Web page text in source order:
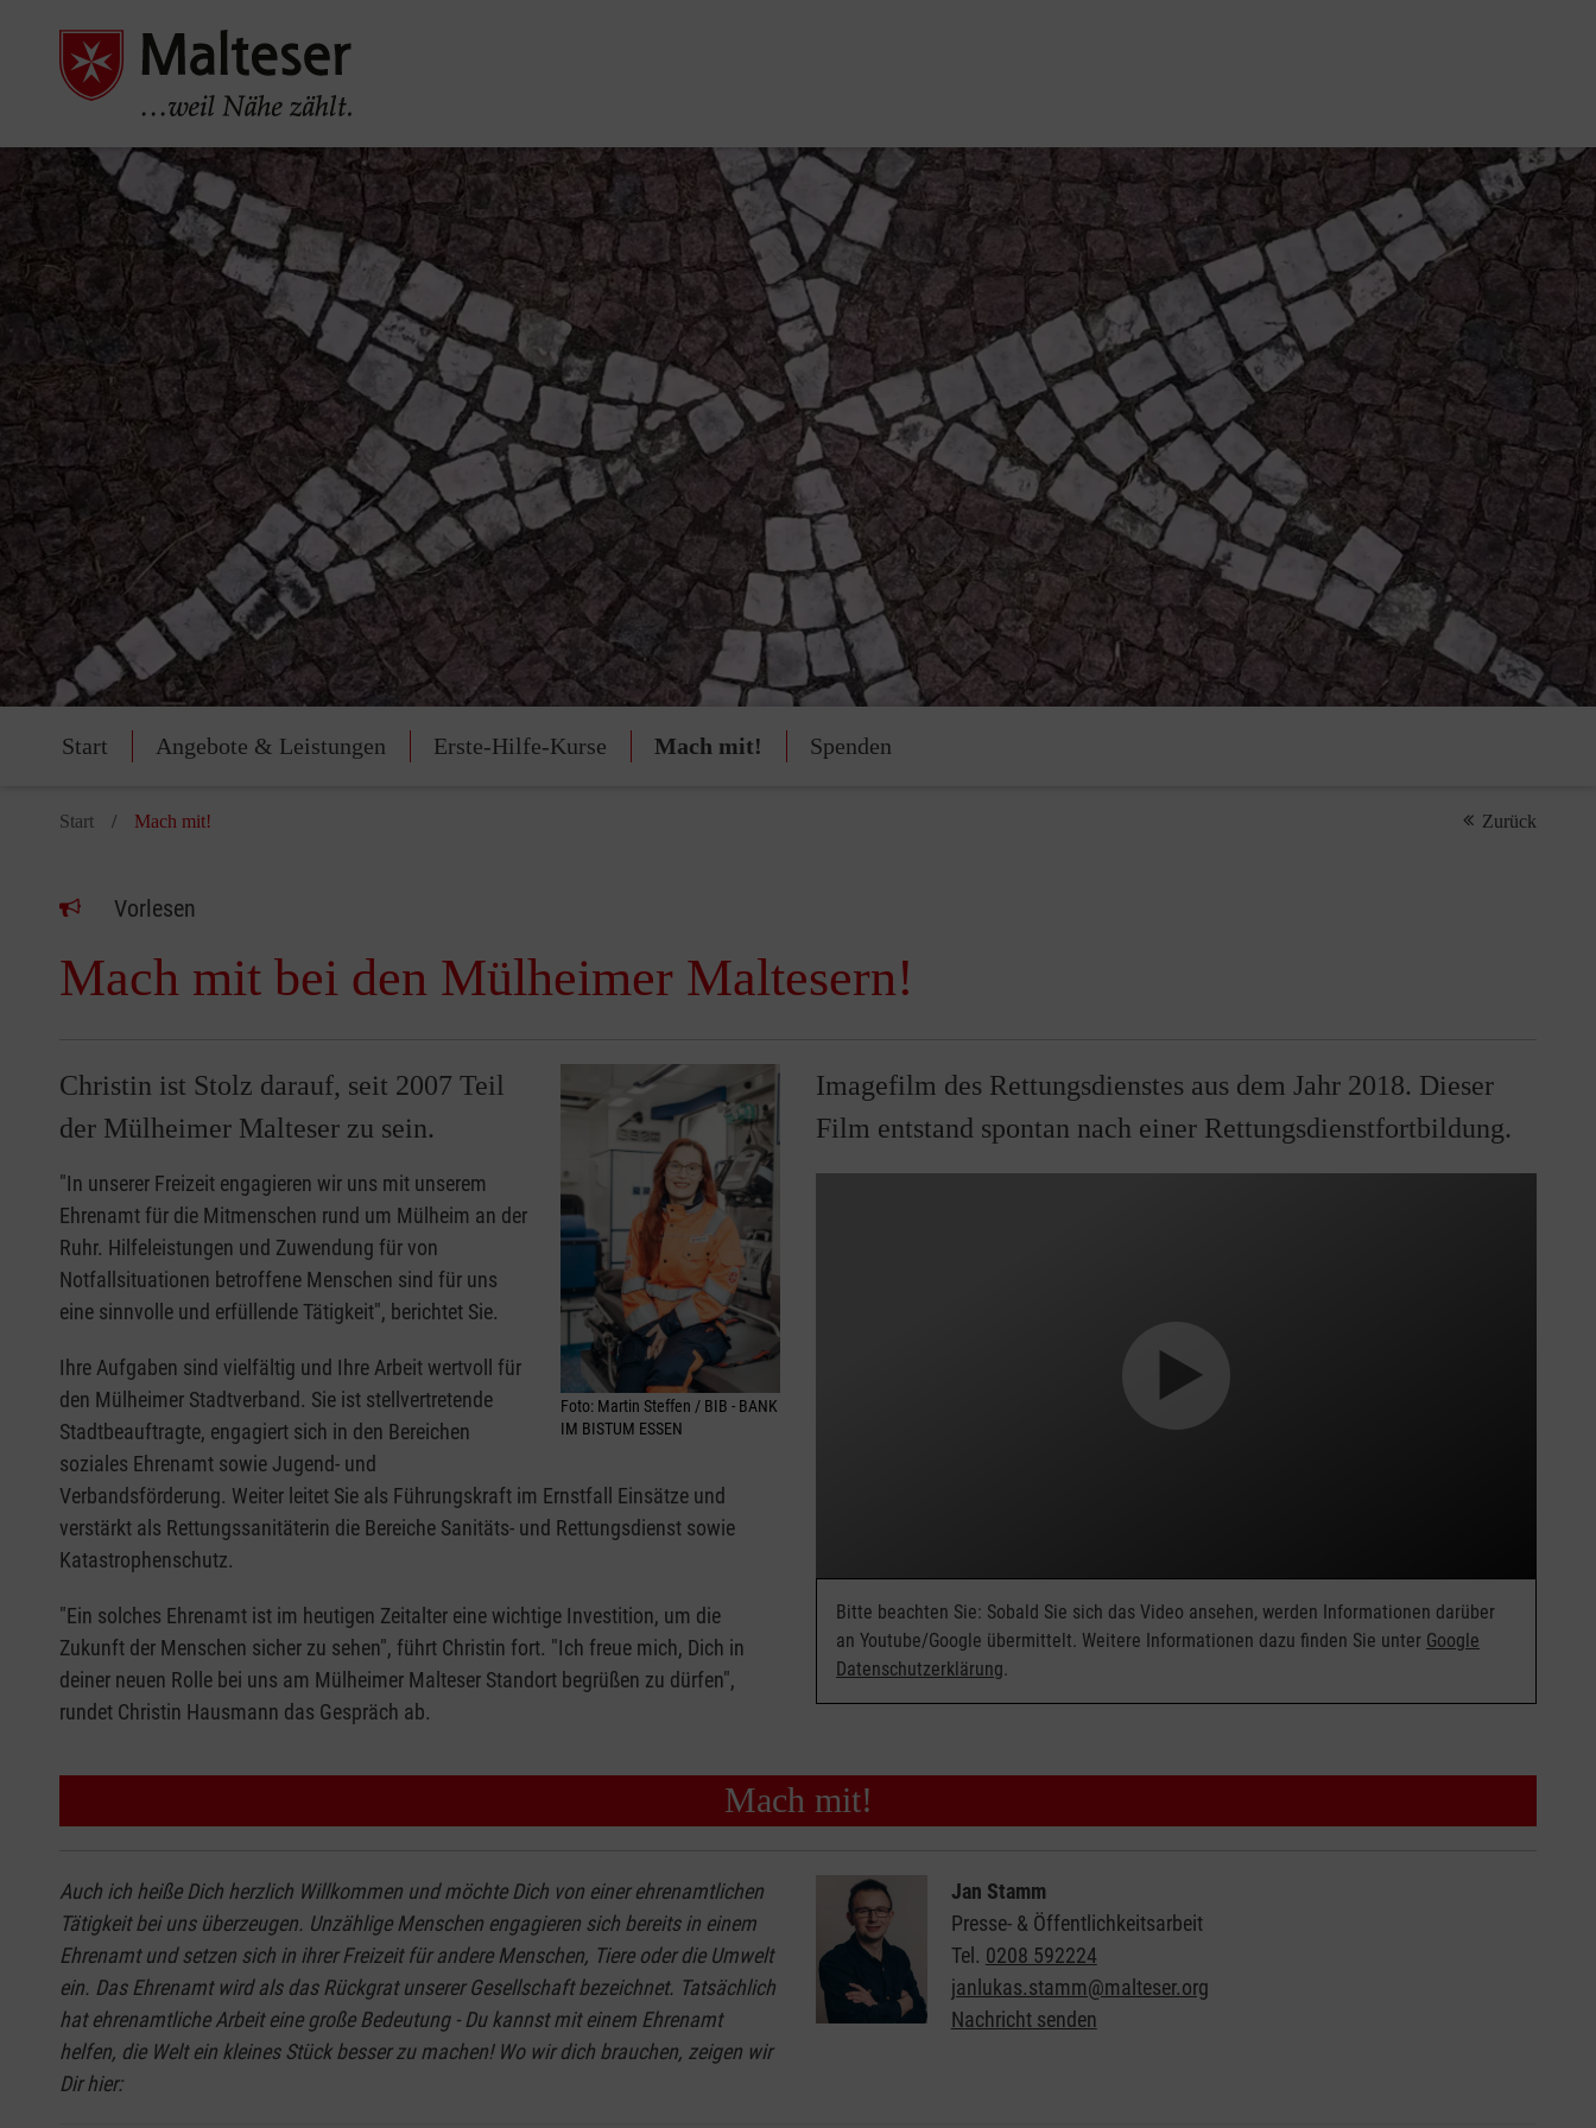
Start Angebote & Leistungen Erste-Hilfe-Kurse Mach mit! Spenden
Start Mach mit! Zurück
Vorlesen
Mach mit bei den Mülheimer Maltesern!
Foto: Martin Steffen / BIB - BANK
IM BISTUM ESSEN
Christin ist Stolz darauf, seit 2007 Teil
der Mülheimer Malteser zu sein.
"In unserer Freizeit engagieren wir uns mit unserem
Ehrenamt für die Mitmenschen rund um Mülheim an der
Ruhr. Hilfeleistungen und Zuwendung für von
Notfallsituationen betroffene Menschen sind für uns
eine sinnvolle und erfüllende Tätigkeit", berichtet Sie.
Ihre Aufgaben sind vielfältig und Ihre Arbeit wertvoll für
den Mülheimer Stadtverband. Sie ist stellvertretende
Stadtbeauftragte, engagiert sich in den Bereichen
soziales Ehrenamt sowie Jugend- und
Verbandsförderung. Weiter leitet Sie als Führungskraft im Ernstfall Einsätze und
verstärkt als Rettungssanitäterin die Bereiche Sanitäts- und Rettungsdienst sowie
Katastrophenschutz.
"Ein solches Ehrenamt ist im heutigen Zeitalter eine wichtige Investition, um die
Zukunft der Menschen sicher zu sehen", führt Christin fort. "Ich freue mich, Dich in
deiner neuen Rolle bei uns am Mülheimer Malteser Standort begrüßen zu dürfen",
rundet Christin Hausmann das Gespräch ab.
Imagefilm des Rettungsdienstes aus dem Jahr 2018. Dieser
Film entstand spontan nach einer Rettungsdienstfortbildung.
Bitte beachten Sie: Sobald Sie sich das Video ansehen, werden Informationen darüber
an Youtube/Google übermittelt. Weitere Informationen dazu finden Sie unter Google
Datenschutzerklärung.
Mach mit!
Auch ich heiße Dich herzlich Willkommen und möchte Dich von einer ehrenamtlichen
Tätigkeit bei uns überzeugen. Unzählige Menschen engagieren sich bereits in einem
Ehrenamt und setzen sich in ihrer Freizeit für andere Menschen, Tiere oder die Umwelt
ein. Das Ehrenamt wird als das Rückgrat unserer Gesellschaft bezeichnet. Tatsächlich
hat ehrenamtliche Arbeit eine große Bedeutung - Du kannst mit einem Ehrenamt
helfen, die Welt ein kleines Stück besser zu machen! Wo wir dich brauchen, zeigen wir
Dir hier:
Jan Stamm
Presse- & Öffentlichkeitsarbeit
Tel. 0208 592224
janlukas.stamm@malteser.org
Nachricht senden